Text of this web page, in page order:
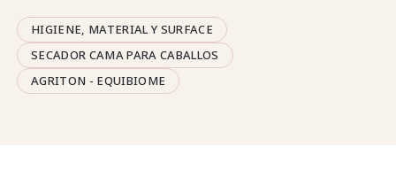
HIGIENE, MATERIAL Y SURFACE
SECADOR CAMA PARA CABALLOS
AGRITON - EQUIBIOME